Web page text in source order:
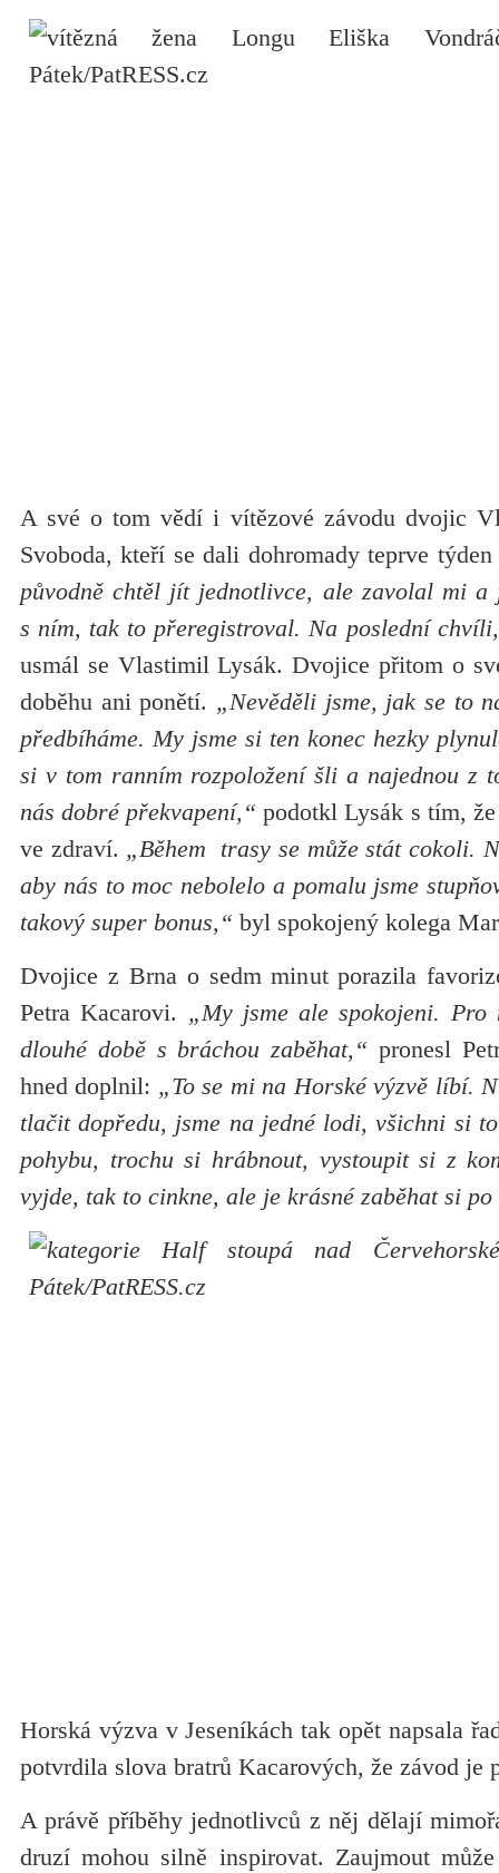
A své o tom vědí i vítězové závodu dvojic
Svoboda, kteří se dali dohromady teprve
původně chtěl jít jednotlivce, ale zavolal mi
s ním, tak to přeregistroval. Na poslední
usmál se Vlastimil Lysák. Dvojice přitom o
doběhu ani ponětí. „Nevěděli jsme, jak se to
předbíháme. My jsme si ten konec hezky
si v tom ranním rozpoložení šli a najednou z
nás dobré překvapení,“podotkl Lysák s tím,
ve zdraví. „Během trasy se může stát cokoli.
aby nás to moc nebolelo a pomalu jsme
takový super bonus,“ byl spokojený kolega
Dvojice z Brna o sedm minut porazila
Petra Kacarovi. „My jsme ale spokojeni.
dlouhé době s bráchou zaběhat,“ pronesl
hned doplnil: „To se mi na Horské výzvě líbí.
tlačit dopředu, jsme na jedné lodi, všichni si
pohybu, trochu si hrábnout, vystoupit si z
vyjde, tak to cinkne, ale je krásné zaběhat si
Horská výzva v Jeseníkách tak opět napsala
potvrdila slova bratrů Kacarových, že závod je
A právě příběhy jednotlivců z něj dělají
druzí mohou silně inspirovat. Zaujmout